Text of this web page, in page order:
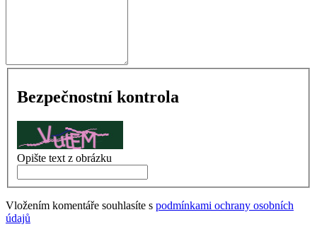
Bezpečnostní kontrola
Opište text z obrázku
Vložením komentáře souhlasíte s podmínkami ochrany osobních
údajů